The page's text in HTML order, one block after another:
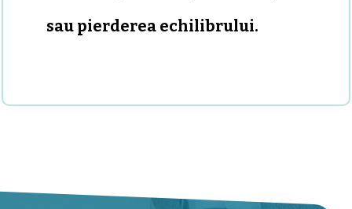
sau pierderea echilibrului.